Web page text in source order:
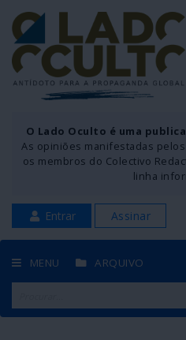
O Lado Oculto é uma
As opiniões manifestadas
os membros do Colectivo
linha
Entrar Assinar
MENU ARQUIVO